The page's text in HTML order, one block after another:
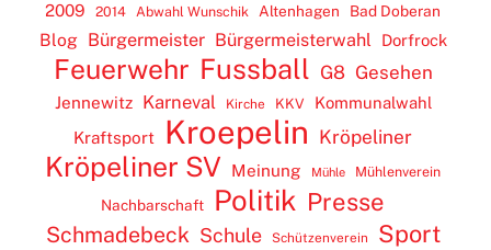
2009 2014 Abwahl Wunschik Altenhagen Bad Doberan
Blog Bürgermeister Bürgermeisterwahl Dorfrock
Feuerwehr Fussball G8 Gesehen
Jennewitz Karneval Kirche KKV
Kommunalwahl
Kraftsport
Kroepelin Kröpeliner
Kröpeliner SV Meinung Mühle Mühlenverein
Nachbarschaft Politik Presse
Schmadebeck Schule Schützenverein Sport